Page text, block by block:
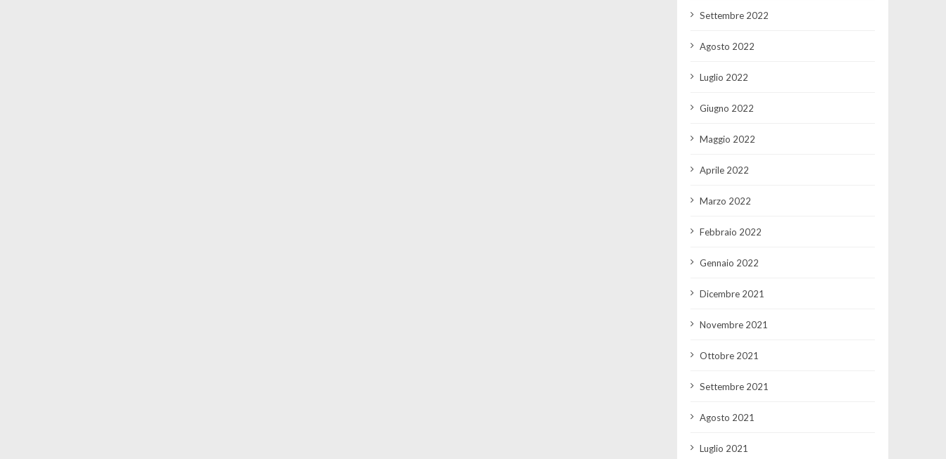
Settembre 2022
Agosto 2022
Luglio 2022
Giugno 2022
Maggio 2022
Aprile 2022
Marzo 2022
Febbraio 2022
Gennaio 2022
Dicembre 2021
Novembre 2021
Ottobre 2021
Settembre 2021
Agosto 2021
Luglio 2021